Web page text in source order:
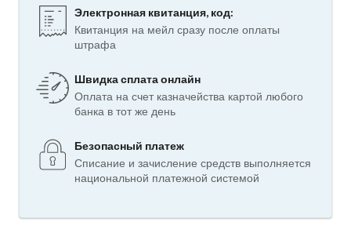
Электронная квитанция, код:
Квитанция на мейл сразу после оплаты
штрафа
Швидка сплата онлайн
Оплата на счет казначейства картой любого
банка в тот же день
Безопасный платеж
Списание и зачисление средств выполняется
национальной платежной системой